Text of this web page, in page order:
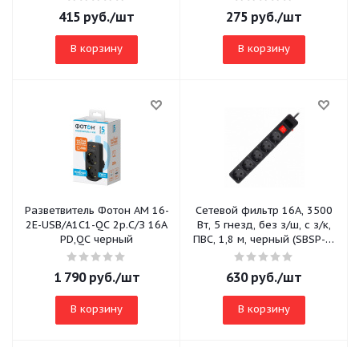
415 руб./шт
В корзину
275 руб./шт
В корзину
Разветвитель Фотон AM 16-
2E-USB/A1C1-QC 2р.С/З 16A
PD,QC черный
1 790руб./шт
В корзину
Сетевой фильтр 16А, 3500
Вт, 5 гнезд, без з/ш, с з/к,
ПВС, 1,8 м, черный (SBSP-5-
18-K)
630руб./шт
В корзину